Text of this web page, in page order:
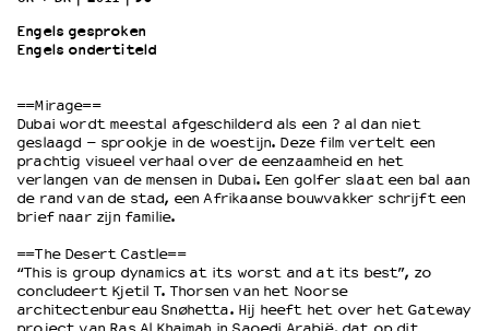
Kaartverkoop
EDUCATIE
Schoolvoorstellingen
Filmprogramma’s Primair Onderwijs
Filmprogramma’s VO/MBO
Speciale educatieprogramma’s
OVER LANTARENVENSTER
Wat we doen
Engels gesproken
Engels ondertiteld
==Mirage==
Dubai wordt meestal afgeschilderd als een ? al dan niet
geslaagd – sprookje in de woestijn. Deze film vertelt een
prachtig visueel verhaal over de eenzaamheid en het
verlangen van de mensen in Dubai. Een golfer slaat een bal aan
de rand van de stad, een Afrikaanse bouwvakker schrijft een
brief naar zijn familie.
==The Desert Castle==
“This is group dynamics at its worst and at its best”, zo
concludeert Kjetil T. Thorsen van het Noorse
architectenbureau Snøhetta. Hij heeft het over het Gateway